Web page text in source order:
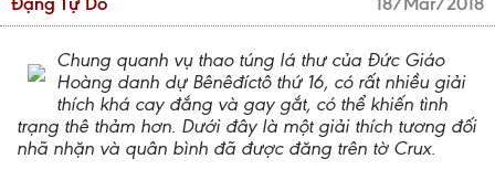
Chung quanh vụ thao túng lá thư của Đức Giáo
Hoàng danh dự Bênêđíctô thứ 16, có rất nhiều giải
thích khá cay đắng và gay gắt, có thể khiến tình
trạng thê thảm hơn. Dưới đây là một giải thích tương đối
nhã nhặn và quân bình đã được đăng trên tờ Crux.